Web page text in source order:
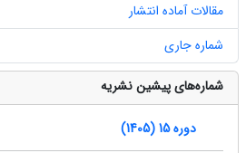
مقالات آماده انتشار
شماره جاری
شماره‌های پیشین نشریه
دوره 15 (1405)